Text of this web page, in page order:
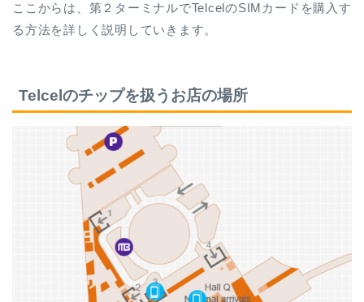
ここからは、第２ターミナルでTelcelのSIMカードを購入す
る方法を詳しく説明していきます。
Telcelのチップを扱うお店の場所